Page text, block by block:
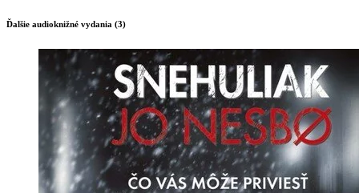
Ďalšie audioknižné vydania (3)